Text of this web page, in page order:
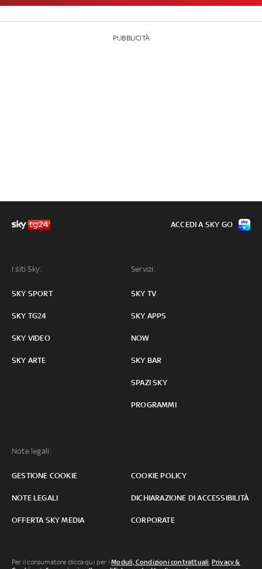
PUBBLICITÀ
I siti Sky:
SKY SPORT
SKY TG24
SKY VIDEO
SKY ARTE
Servizi:
SKY TV
SKY APPS
NOW
SKY BAR
SPAZI SKY
PROGRAMMI
Note legali:
GESTIONE COOKIE COOKIE POLICY
NOTE LEGALI DICHIARAZIONE DI ACCESSIBILITÀ
OFFERTA SKY MEDIA CORPORATE
ACCEDI A SKY GO
Per il consumatore clicca qui per iModuli, Condizioni contrattuali, Privacy &